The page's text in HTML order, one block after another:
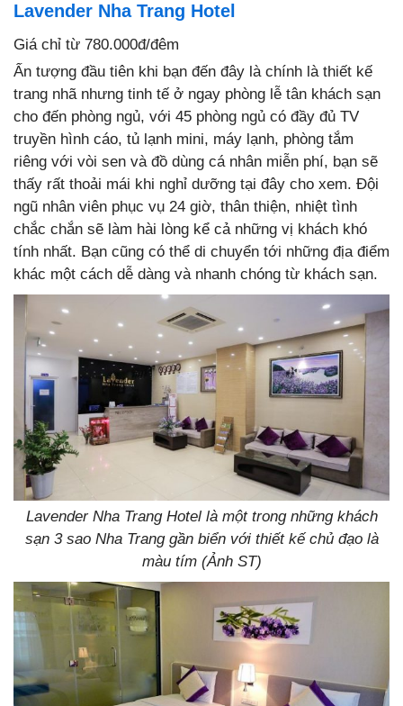
Lavender Nha Trang Hotel
Giá chỉ từ 780.000đ/đêm
Ấn tượng đầu tiên khi bạn đến đây là chính là thiết kế
trang nhã nhưng tinh tế ở ngay phòng lễ tân khách sạn
cho đến phòng ngủ, với 45 phòng ngủ có đầy đủ TV
truyền hình cáo, tủ lạnh mini, máy lạnh, phòng tắm
riêng với vòi sen và đồ dùng cá nhân miễn phí, bạn sẽ
thấy rất thoải mái khi nghỉ dưỡng tại đây cho xem. Đội
ngũ nhân viên phục vụ 24 giờ, thân thiện, nhiệt tình
chắc chắn sẽ làm hài lòng kể cả những vị khách khó
tính nhất. Bạn cũng có thể di chuyển tới những địa điểm
khác một cách dễ dàng và nhanh chóng từ khách sạn.
Lavender Nha Trang Hotel là một trong những khách
sạn 3 sao Nha Trang gần biển với thiết kế chủ đạo là
màu tím (Ảnh ST)